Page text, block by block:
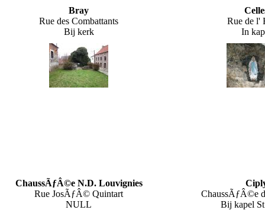
Bray
Rue des Combattants
Bij kerk
Rue de l'
In
ChaussÃƒÂ©e N.D. Louvignies
Rue JosÃƒÂ© Quintart
NULL
ChaussÃƒÂ©e
Bij kapel St